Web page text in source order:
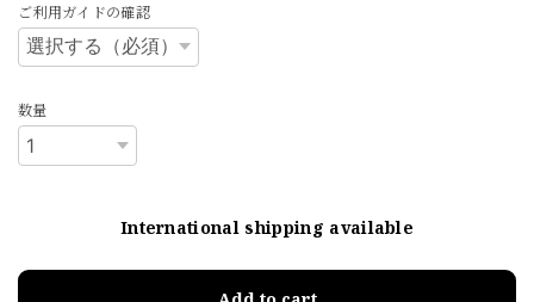
ご利用ガイドの確認
数量
International shipping available